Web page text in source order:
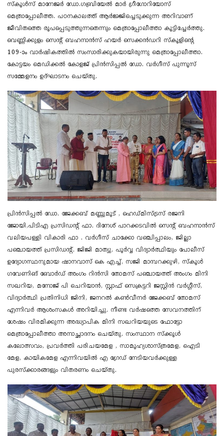
സ്കൂൾസ് മാനേജർ ഡോ.​ഗബ്രിയേൽ മാർ ​ഗ്രീ​ഗോറിയോസ്
മെത്രാപ്പോലീത്ത. പഠനകാലത്ത് ആർജ്ജിച്ചെടുക്കുന്ന അറിവാണ്
ജീവിതത്തെ രൂപപ്പെടുത്തുന്നതെന്നും മെത്രാപ്പോലീത്താ കൂട്ടിച്ചേർത്തു.
വെണ്ണിക്കുളം സെന്റ് ബഹനാൻസ് ഹയർ സെക്കൻഡറി സ്കൂളിൻ്റെ
109-ാം വാർഷികത്തിൽ സംസാരിക്കുകയായിരുന്നു മെത്രാപ്പോലീത്താ.
കോട്ടയം മെഡിക്കൽ കോളജ് പ്രിൻസിപ്പൽ ഡോ. വർഗീസ് പുന്നൂസ്
സമ്മേളനം ഉദ്ഘാടനം ചെയ്തു.
പ്രിൻസിപ്പൽ ഡോ. ജേക്കബ് മണ്ണുമൂട് , ഹെഡ്മിസ്ട്രസ് രജനി
ജോയി,പിടിഎ പ്രസിഡന്റ് ഫാ. ദിനേശ് പാറക്കടവിൽ സെന്റ് ബഹനാൻസ്
വലിയപള്ളി വികാരി ഫാ . വർഗീസ് ചാക്കോ വഞ്ചിപ്പാലം, ജില്ലാ
പഞ്ചായത്ത് പ്രസിഡന്റ്, ജിജി മാത്യു, പൂർവ്വ വിദ്യാർത്ഥിയും പോലീസ്
ഉദ്യോ​ഗസ്ഥനുമായ ഷാനവാസ് കെ എച്ച്, സജി മാമ്പറക്കുഴി, സ്കൂൾ
ഗവേണിങ് ബോർഡ് അംഗം റിൻസി തോമസ് പഞ്ചായത്ത് അം​ഗം മിനി
സഖറിയ, മനോജ് പി ചെറിയാൻ, സ്റ്റാഫ് സെക്രട്ടറി ജസ്റ്റിൻ വർഗ്ഗീസ്,
വിദ്യാർത്ഥി പ്രതിനിധി ജിനി, ജനറൽ കൺവീനർ ജേക്കബ് തോമസ്
എന്നിവർ ആശംസകൾ അറിയിച്ചു. നീണ്ട വർഷത്തെ സേവനത്തിന്
ശേഷം വിരമിക്കുന്ന അദ്ധ്യാപിക മിനി സഖറിയയുടെ ഫോട്ടോ
മെത്രാപ്പോലീത്താ അനാച്ഛാദനം ചെയ്തു. സംസ്ഥാന സ്ക്കൂൾ
കലോത്സവം, പ്രവർത്തി പരിചയമേള , സാമൂഹ്യശാസ്ത്രമേള, ഐടി
മേള, കായികമേള എന്നിവയിൽ എ ഗ്രേഡ് നേടിയവർക്കുള്ള
പുരസ്ക്കാരങ്ങളും വിതരണം ചെയ്തു.